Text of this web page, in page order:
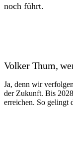
noch führt.
Volker Thum,
Ja, denn wir
der Zukunft. Bis
erreichen. So gelingt